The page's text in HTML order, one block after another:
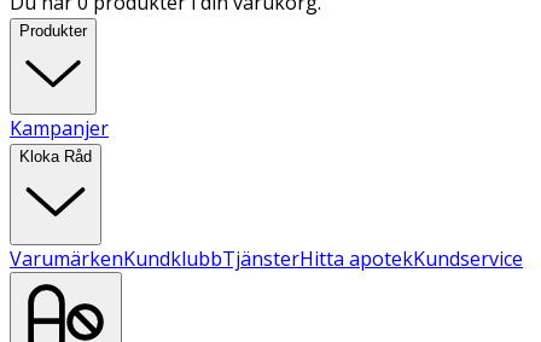
Produkter
Kampanjer
Kloka Råd
VarumärkenKundklubbTjänsterHitta apotekKundservice